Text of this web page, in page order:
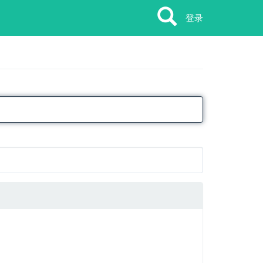
登录
Search
Search